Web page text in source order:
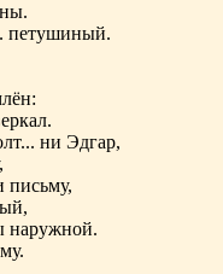
петушиный.
ни Эдгар,
письму,
наружной.